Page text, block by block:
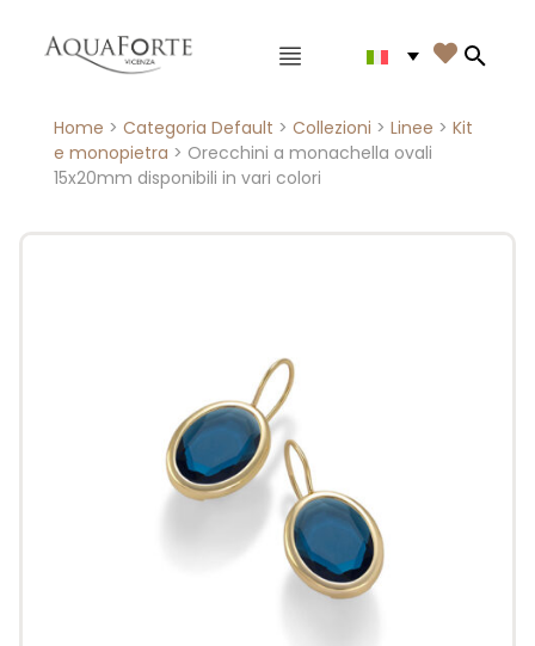
Menù principale 
Home > Categoria Default > Collezioni > Linee > Kit
e monopietra > Orecchini a monachella ovali
15x20mm disponibili in vari colori